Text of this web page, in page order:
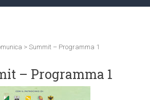
> Summit – Programma 1
– Programma 1